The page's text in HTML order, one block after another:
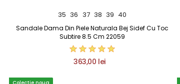
35 36 37 38 39 40
Sandale Dama Din Piele Naturala Bej Sidef Cu Toc
Subtire 8.5 Cm 22059
363,00 lei